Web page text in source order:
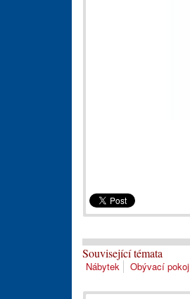
Související témata
Nábytek Obývací pokoj